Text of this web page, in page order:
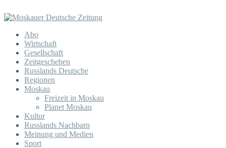
Abo
Wirtschaft
Gesellschaft
Zeitgeschehen
Russlands Deutsche
Regionen
Moskau
Freizeit in Moskau
Planet Moskau
Kultur
Russlands Nachbarn
Meinung und Medien
Sport